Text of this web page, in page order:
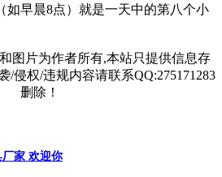
如早晨8点）就是一天中的第八个小
图片为作者所有,本站只提供信息存
/侵权/违规内容请联系QQ:275171283
删除！
家 欢迎你